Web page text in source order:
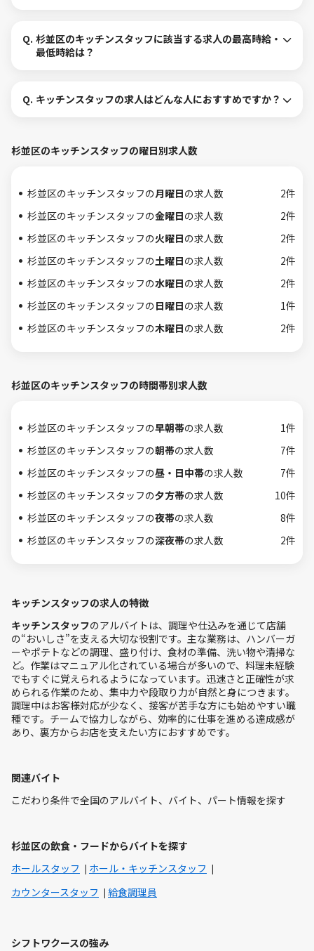
Q. 杉並区のキッチンスタッフに該当する求人の最高時給・
最低時給は？
Q. キッチンスタッフの求人はどんな人におすすめですか？
杉並区のキッチンスタッフの曜日別求人数
杉並区のキッチンスタッフの月曜日の求人数
2件
杉並区のキッチンスタッフの金曜日の求人数
2件
杉並区のキッチンスタッフの火曜日の求人数
2件
杉並区のキッチンスタッフの土曜日の求人数
2件
杉並区のキッチンスタッフの水曜日の求人数
2件
杉並区のキッチンスタッフの日曜日の求人数
1件
杉並区のキッチンスタッフの木曜日の求人数 2件
杉並区のキッチンスタッフの時間帯別求人数
杉並区のキッチンスタッフの早朝帯の求人数
1件
杉並区のキッチンスタッフの朝帯の求人数
7件
杉並区のキッチンスタッフの昼・日中帯の求人数
7件
杉並区のキッチンスタッフの夕方帯の求人数
10件
杉並区のキッチンスタッフの夜帯の求人数
8件
杉並区のキッチンスタッフの深夜帯の求人数 2件
キッチンスタッフの求人の特徴
キッチンスタッフのアルバイトは、調理や仕込みを通じて店舗
の“おいしさ”を支える大切な役割です。主な業務は、ハンバーガ
ーやポテトなどの調理、盛り付け、食材の準備、洗い物や清掃な
ど。作業はマニュアル化されている場合が多いので、料理未経験
でもすぐに覚えられるようになっています。迅速さと正確性が求
められる作業のため、集中力や段取り力が自然と身につきます。
調理中はお客様対応が少なく、接客が苦手な方にも始めやすい職
種です。チームで協力しながら、効率的に仕事を進める達成感が
あり、裏方からお店を支えたい方におすすめです。
関連バイト
こだわり条件で全国のアルバイト、バイト、パート情報を探す
杉並区の飲食・フードからバイトを探す
ホールスタッフ
ホール・キッチンスタッフ
カウンタースタッフ
給食調理員
シフトワクースの強み